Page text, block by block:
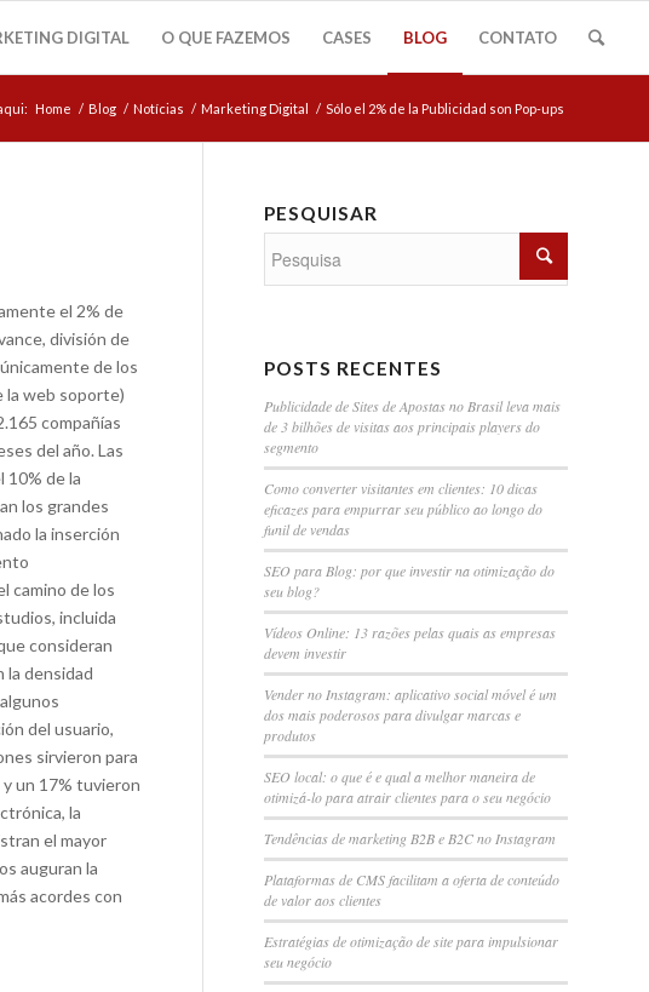
DIGITAL O QUE FAZEMOS CASES BLOG CONTATO
Home / Blog / Notícias / Marketing Digital / Sólo el 2% de la Publicidad son Pop-ups
el 2% de
división de
de los
la web soporte)
compañías
del año. Las
10% de la
los grandes
la inserción
camino de los
incluida
consideran
la densidad
del usuario,
sirvieron para
un 17% tuvieron
la
el mayor
auguran la
acordes con
PESQUISAR
POSTS RECENTES
Publicidade de Sites de Apostas no Brasil leva mais
de 3 bilhões de visitas aos principais players do
segmento
Como converter visitantes em clientes: 10 dicas
eficazes para empurrar seu público ao longo do
funil de vendas
SEO para Blog: por que investir na otimização do
seu blog?
Vídeos Online: 13 razões pelas quais as empresas
devem investir
Vender no Instagram: aplicativo social móvel é um
dos mais poderosos para divulgar marcas e
produtos
SEO local: o que é e qual a melhor maneira de
otimizá-lo para atrair clientes para o seu negócio
Tendências de marketing B2B e B2C no Instagram
Plataformas de CMS facilitam a oferta de conteúdo
de valor aos clientes
Estratégias de otimização de site para impulsionar
seu negócio